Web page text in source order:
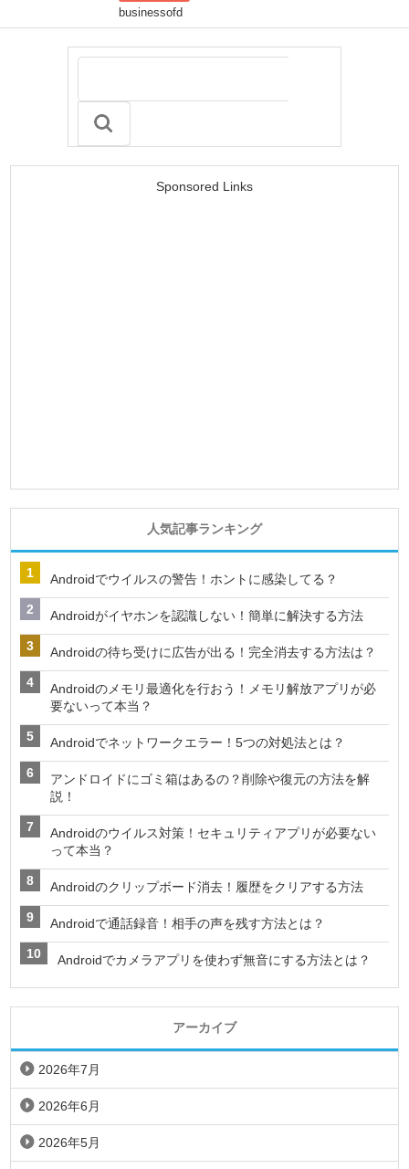
businessofd
Sponsored Links
人気記事ランキング
Androidでウイルスの警告！ホントに感染してる？
Androidがイヤホンを認識しない！簡単に解決する方法
Androidの待ち受けに広告が出る！完全消去する方法は？
Androidのメモリ最適化を行おう！メモリ解放アプリが必
要ないって本当？
Androidでネットワークエラー！5つの対処法とは？
アンドロイドにゴミ箱はあるの？削除や復元の方法を解
説！
Androidのウイルス対策！セキュリティアプリが必要ない
って本当？
Androidのクリップボード消去！履歴をクリアする方法
Androidで通話録音！相手の声を残す方法とは？
Androidでカメラアプリを使わず無音にする方法とは？
アーカイブ
2026年7月
2026年6月
2026年5月